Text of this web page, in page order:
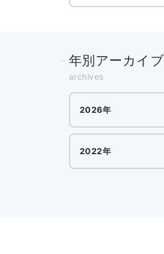
年別アーカイブ
archives
2026年
2022年